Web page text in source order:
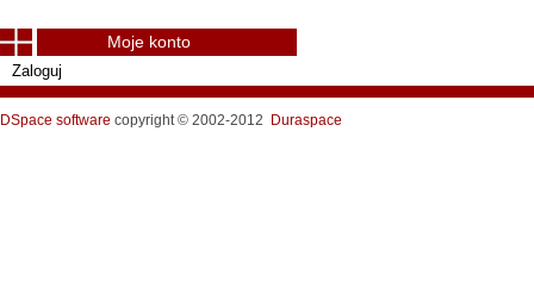
Moje konto
Zaloguj
DSpace software copyright © 2002-2012 Duraspace